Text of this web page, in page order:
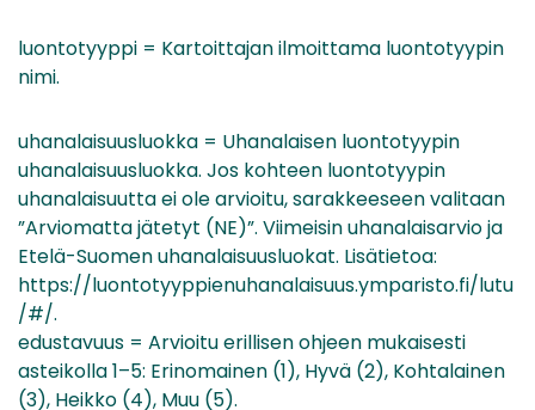
luontotyyppi = Kartoittajan ilmoittama luontotyypin
nimi.
uhanalaisuusluokka = Uhanalaisen luontotyypin
uhanalaisuusluokka. Jos kohteen luontotyypin
uhanalaisuutta ei ole arvioitu, sarakkeeseen valitaan
”Arviomatta jätetyt (NE)”. Viimeisin uhanalaisarvio ja
Etelä-Suomen uhanalaisuusluokat. Lisätietoa:
https://luontotyyppienuhanalaisuus.ymparisto.fi/lutu
/#/.
edustavuus = Arvioitu erillisen ohjeen mukaisesti
asteikolla 1–5: Erinomainen (1), Hyvä (2), Kohtalainen
(3), Heikko (4), Muu (5).